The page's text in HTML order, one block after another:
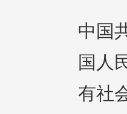
中国
国人
有社